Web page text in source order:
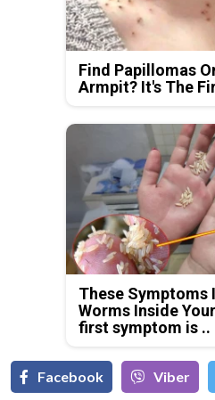
Find Papillomas
Armpit? It's The
These Symptoms
Worms Inside
first symptom is ..
Facebook Viber